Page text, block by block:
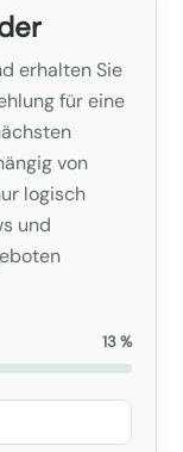
erhalten Sie
für eine
von
logisch
und
13 %